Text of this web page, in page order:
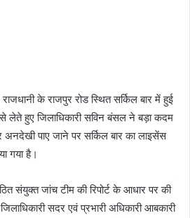
राजधानी के राजपुर रोड स्थित सर्किल बार में हुई
लेते हुए जिलाधिकारी सविन बंसल ने बड़ा कदम
अनदेखी पाए जाने पर सर्किल बार का लाइसेंस
गया है।
गठित संयुक्त जांच टीम की रिपोर्ट के आधार पर की
सदर एवं प्रभारी अधिकारी आबकारी